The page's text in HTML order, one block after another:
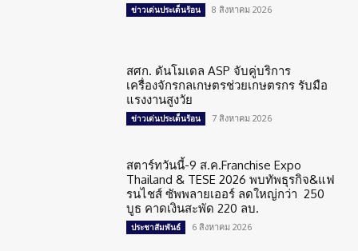
ข่าวเด่นประเด็นร้อน 8 สิงหาคม 2026
สศก. ดันโมเดล ASP จับคู่บริการ
เครื่องจักรกลเกษตรช่วยเกษตรกร รับมือ
แรงงานสูงวัย
ข่าวเด่นประเด็นร้อน 7 สิงหาคม 2026
สตาร์ทวันนี้-9 ส.ค.Franchise Expo
Thailand & TESE 2026 พบทัพธุรกิจ&แฟ
รนไชส์ ซัพพลายเออร์ ลดใหญ่กว่า 250
บูธ คาดเงินสะพัด 220 ลบ.
ประชาสัมพันธ์ 6 สิงหาคม 2026